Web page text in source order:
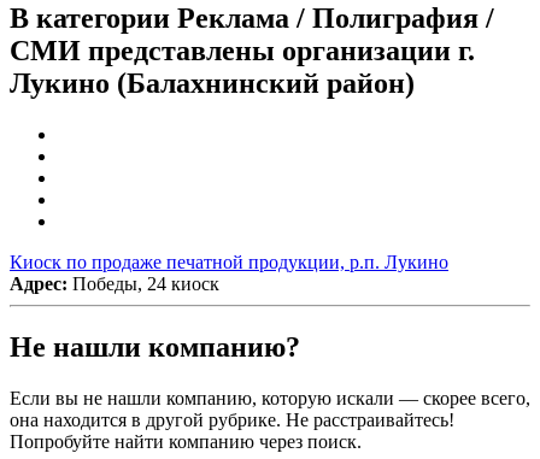
В категории Реклама / Полиграфия /
СМИ представлены организации г.
Лукино (Балахнинский район)
Киоск по продаже печатной продукции, р.п. Лукино
Адрес: Победы, 24 киоск
Не нашли компанию?
Если вы не нашли компанию, которую искали — скорее всего,
она находится в другой рубрике. Не расстраивайтесь!
Попробуйте найти компанию через поиск.